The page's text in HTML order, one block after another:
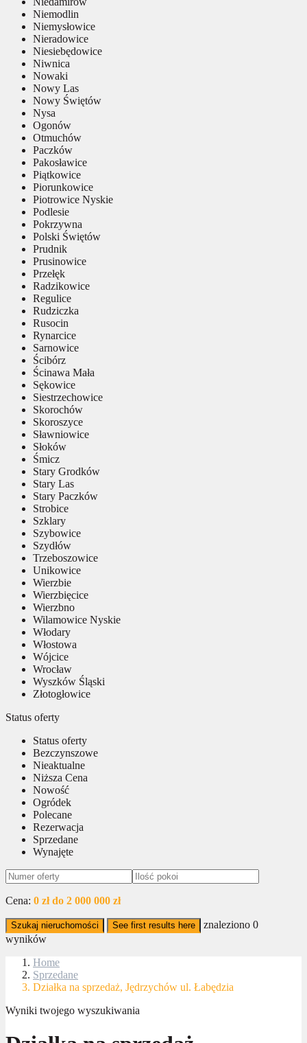
Niemodlin
Niemysłowice
Nieradowice
Niesiebędowice
Niwnica
Nowaki
Nowy Las
Nowy Świętów
Nysa
Ogonów
Otmuchów
Paczków
Pakosławice
Piątkowice
Piorunkowice
Piotrowice Nyskie
Podlesie
Pokrzywna
Polski Świętów
Prudnik
Prusinowice
Przełęk
Radzikowice
Regulice
Rudziczka
Rusocin
Rynarcice
Sarnowice
Ścibórz
Ścinawa Mała
Sękowice
Siestrzechowice
Skorochów
Skoroszyce
Sławniowice
Słoków
Śmicz
Stary Grodków
Stary Las
Stary Paczków
Strobice
Szklary
Szybowice
Szydłów
Trzeboszowice
Unikowice
Wierzbie
Wierzbięcice
Wierzbno
Wilamowice Nyskie
Włodary
Włostowa
Wójcice
Wrocław
Wyszków Śląski
Złotogłowice
Status oferty
Status oferty
Bezczynszowe
Nieaktualne
Niższa Cena
Nowość
Ogródek
Polecane
Rezerwacja
Sprzedane
Wynajęte
Cena: 0 zł do 2 000 000 zł
Szukaj nieruchomości See first results here znaleziono 0
wyników
Home
Sprzedane
Działka na sprzedaż, Jędrzychów ul. Łabędzia
Wyniki twojego wyszukiwania